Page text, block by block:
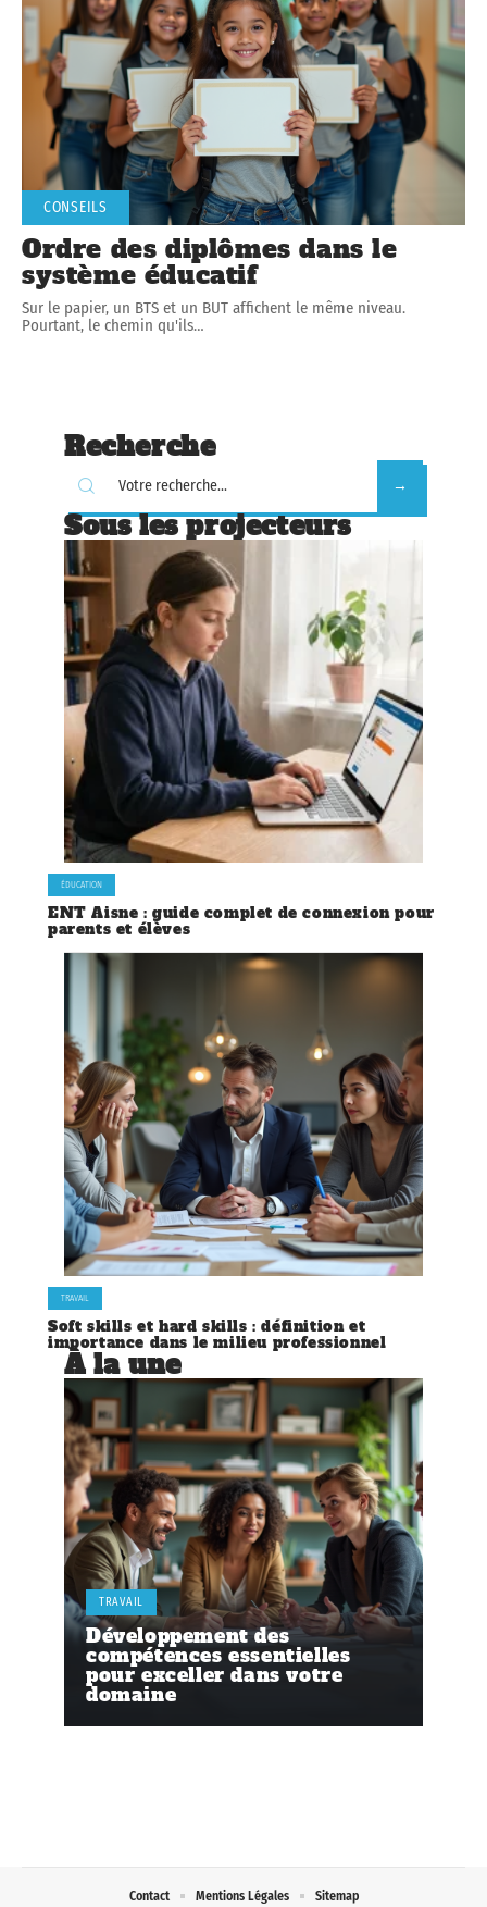
CONSEILS
Ordre des diplômes dans le
système éducatif
Sur le papier, un BTS et un BUT affichent le même niveau.
Pourtant, le chemin qu'ils…
Recherche
Sous les projecteurs
ÉDUCATION
ENT Aisne : guide complet de connexion pour
parents et élèves
TRAVAIL
Soft skills et hard skills : définition et
importance dans le milieu professionnel
À la une
TRAVAIL
Développement des
compétences essentielles
pour exceller dans votre
domaine
Contact Mentions Légales Sitemap